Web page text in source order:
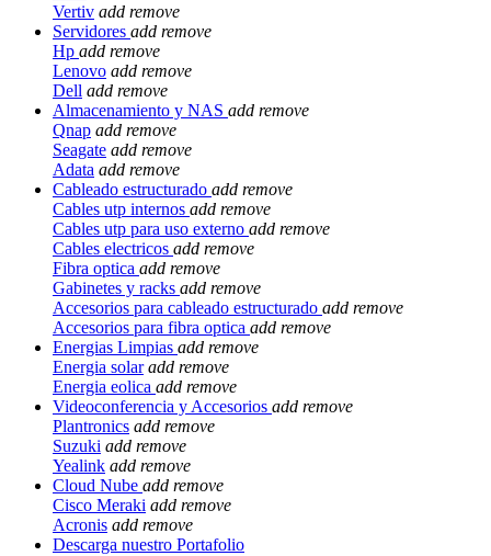
Vertiv add remove
Servidores add remove
Hp add remove
Lenovo add remove
Dell add remove
Almacenamiento y NAS add remove
Qnap add remove
Seagate add remove
Adata add remove
Cableado estructurado add remove
Cables utp internos add remove
Cables utp para uso externo add remove
Cables electricos add remove
Fibra optica add remove
Gabinetes y racks add remove
Accesorios para cableado estructurado add remove
Accesorios para fibra optica add remove
Energias Limpias add remove
Energia solar add remove
Energia eolica add remove
Videoconferencia y Accesorios add remove
Plantronics add remove
Suzuki add remove
Yealink add remove
Cloud Nube add remove
Cisco Meraki add remove
Acronis add remove
Descarga nuestro Portafolio